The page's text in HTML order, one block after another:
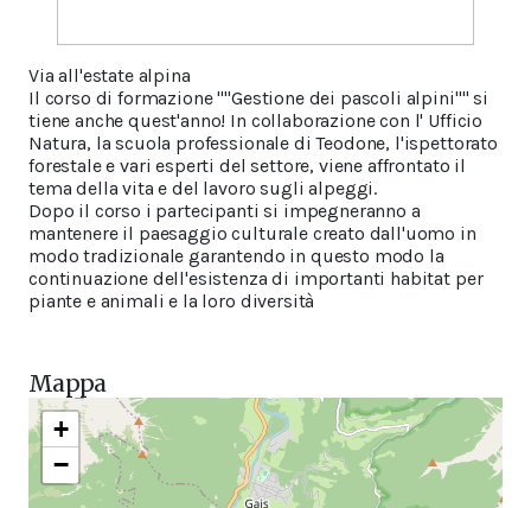
Via all'estate alpina
Il corso di formazione ""Gestione dei pascoli alpini"" si
tiene anche quest'anno! In collaborazione con l' Ufficio
Natura, la scuola professionale di Teodone, l'ispettorato
forestale e vari esperti del settore, viene affrontato il
tema della vita e del lavoro sugli alpeggi.
Dopo il corso i partecipanti si impegneranno a
mantenere il paesaggio culturale creato dall'uomo in
modo tradizionale garantendo in questo modo la
continuazione dell'esistenza di importanti habitat per
piante e animali e la loro diversità
Mappa
+
−